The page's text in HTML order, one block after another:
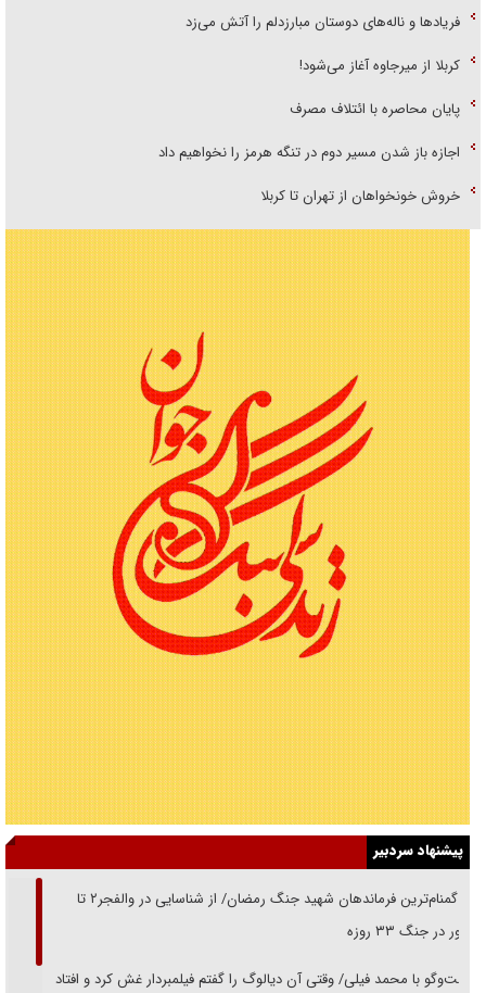
فریاد‌ها و ناله‌های دوستان مبارزدلم را آتش می‌زد
کربلا از میرجاوه آغاز می‌شود!
پایان محاصره با ائتلاف مصرف
اجازه باز شدن مسیر دوم در تنگه هرمز را نخواهیم داد
خروش خونخواهان از تهران تا کربلا
پیشنهاد سردبیر
از گمنام‌ترین فرماندهان شهید جنگ رمضان/ از شناسایی در والفجر۲ تا
حضور در جنگ ۳۳ روزه
گفت‌وگو با محمد فیلی/ وقتی آن دیالوگ را گفتم فیلمبردار غش کرد و افتاد